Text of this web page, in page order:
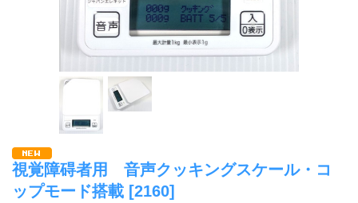
視覚障碍者用 音声クッキングスケール・コ
ップモード搭載 [2160]